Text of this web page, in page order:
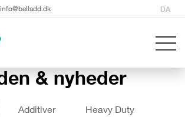
info@belladd.dk DA
& nyheder
Additiver
Heavy Duty